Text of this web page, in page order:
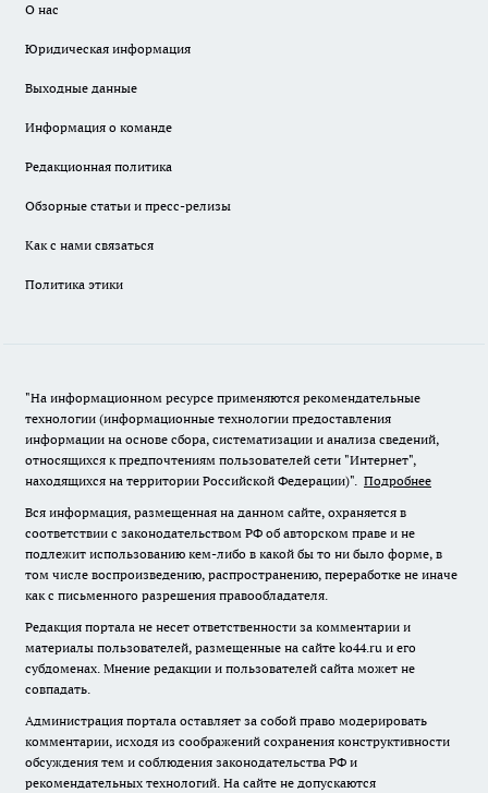
О нас
Юридическая информация
Выходные данные
Информация о команде
Редакционная политика
Обзорные статьи и пресс-релизы
Как с нами связаться
Политика этики
"На информационном ресурсе применяются рекомендательные
технологии (информационные технологии предоставления
информации на основе сбора, систематизации и анализа сведений,
относящихся к предпочтениям пользователей сети "Интернет",
находящихся на территории Российской Федерации)". Подробнее
Вся информация, размещенная на данном сайте, охраняется в
соответствии с законодательством РФ об авторском праве и не
подлежит использованию кем-либо в какой бы то ни было форме, в
том числе воспроизведению, распространению, переработке не иначе
как с письменного разрешения правообладателя.
Редакция портала не несет ответственности за комментарии и
материалы пользователей, размещенные на сайте ko44.ru и его
субдоменах. Мнение редакции и пользователей сайта может не
совпадать.
Администрация портала оставляет за собой право модерировать
комментарии, исходя из соображений сохранения конструктивности
обсуждения тем и соблюдения законодательства РФ и
рекомендательных технологий. На сайте не допускаются